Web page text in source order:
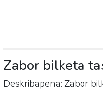
Zabor bilketa
Deskribapena: Zabor